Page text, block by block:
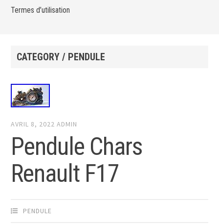
Termes d’utilisation
CATEGORY / PENDULE
AVRIL 8, 2022 ADMIN
Pendule Chars
Renault F17
PENDULE